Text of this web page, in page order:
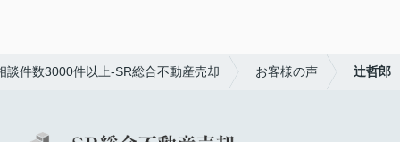
談件数3000件以上-SR総合不動産売却 お客様の声 辻哲郎